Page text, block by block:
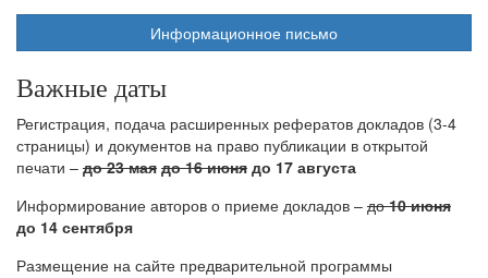
Информационное письмо
Важные даты
Регистрация, подача расширенных рефератов докладов (3-4
страницы) и документов на право публикации в открытой
печати – до 23 мая до 16 июня до 17 августа
Информирование авторов о приеме докладов – до10 июня
до 14 сентября
Размещение на сайте предварительной программы